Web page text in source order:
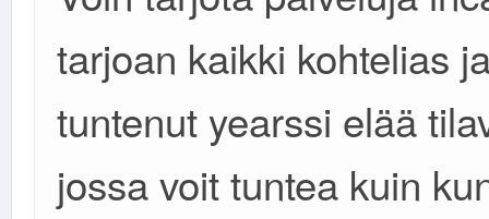
tarjoan kaikki kohtelias
tuntenut yearssi elää
jossa voit tuntea kuin